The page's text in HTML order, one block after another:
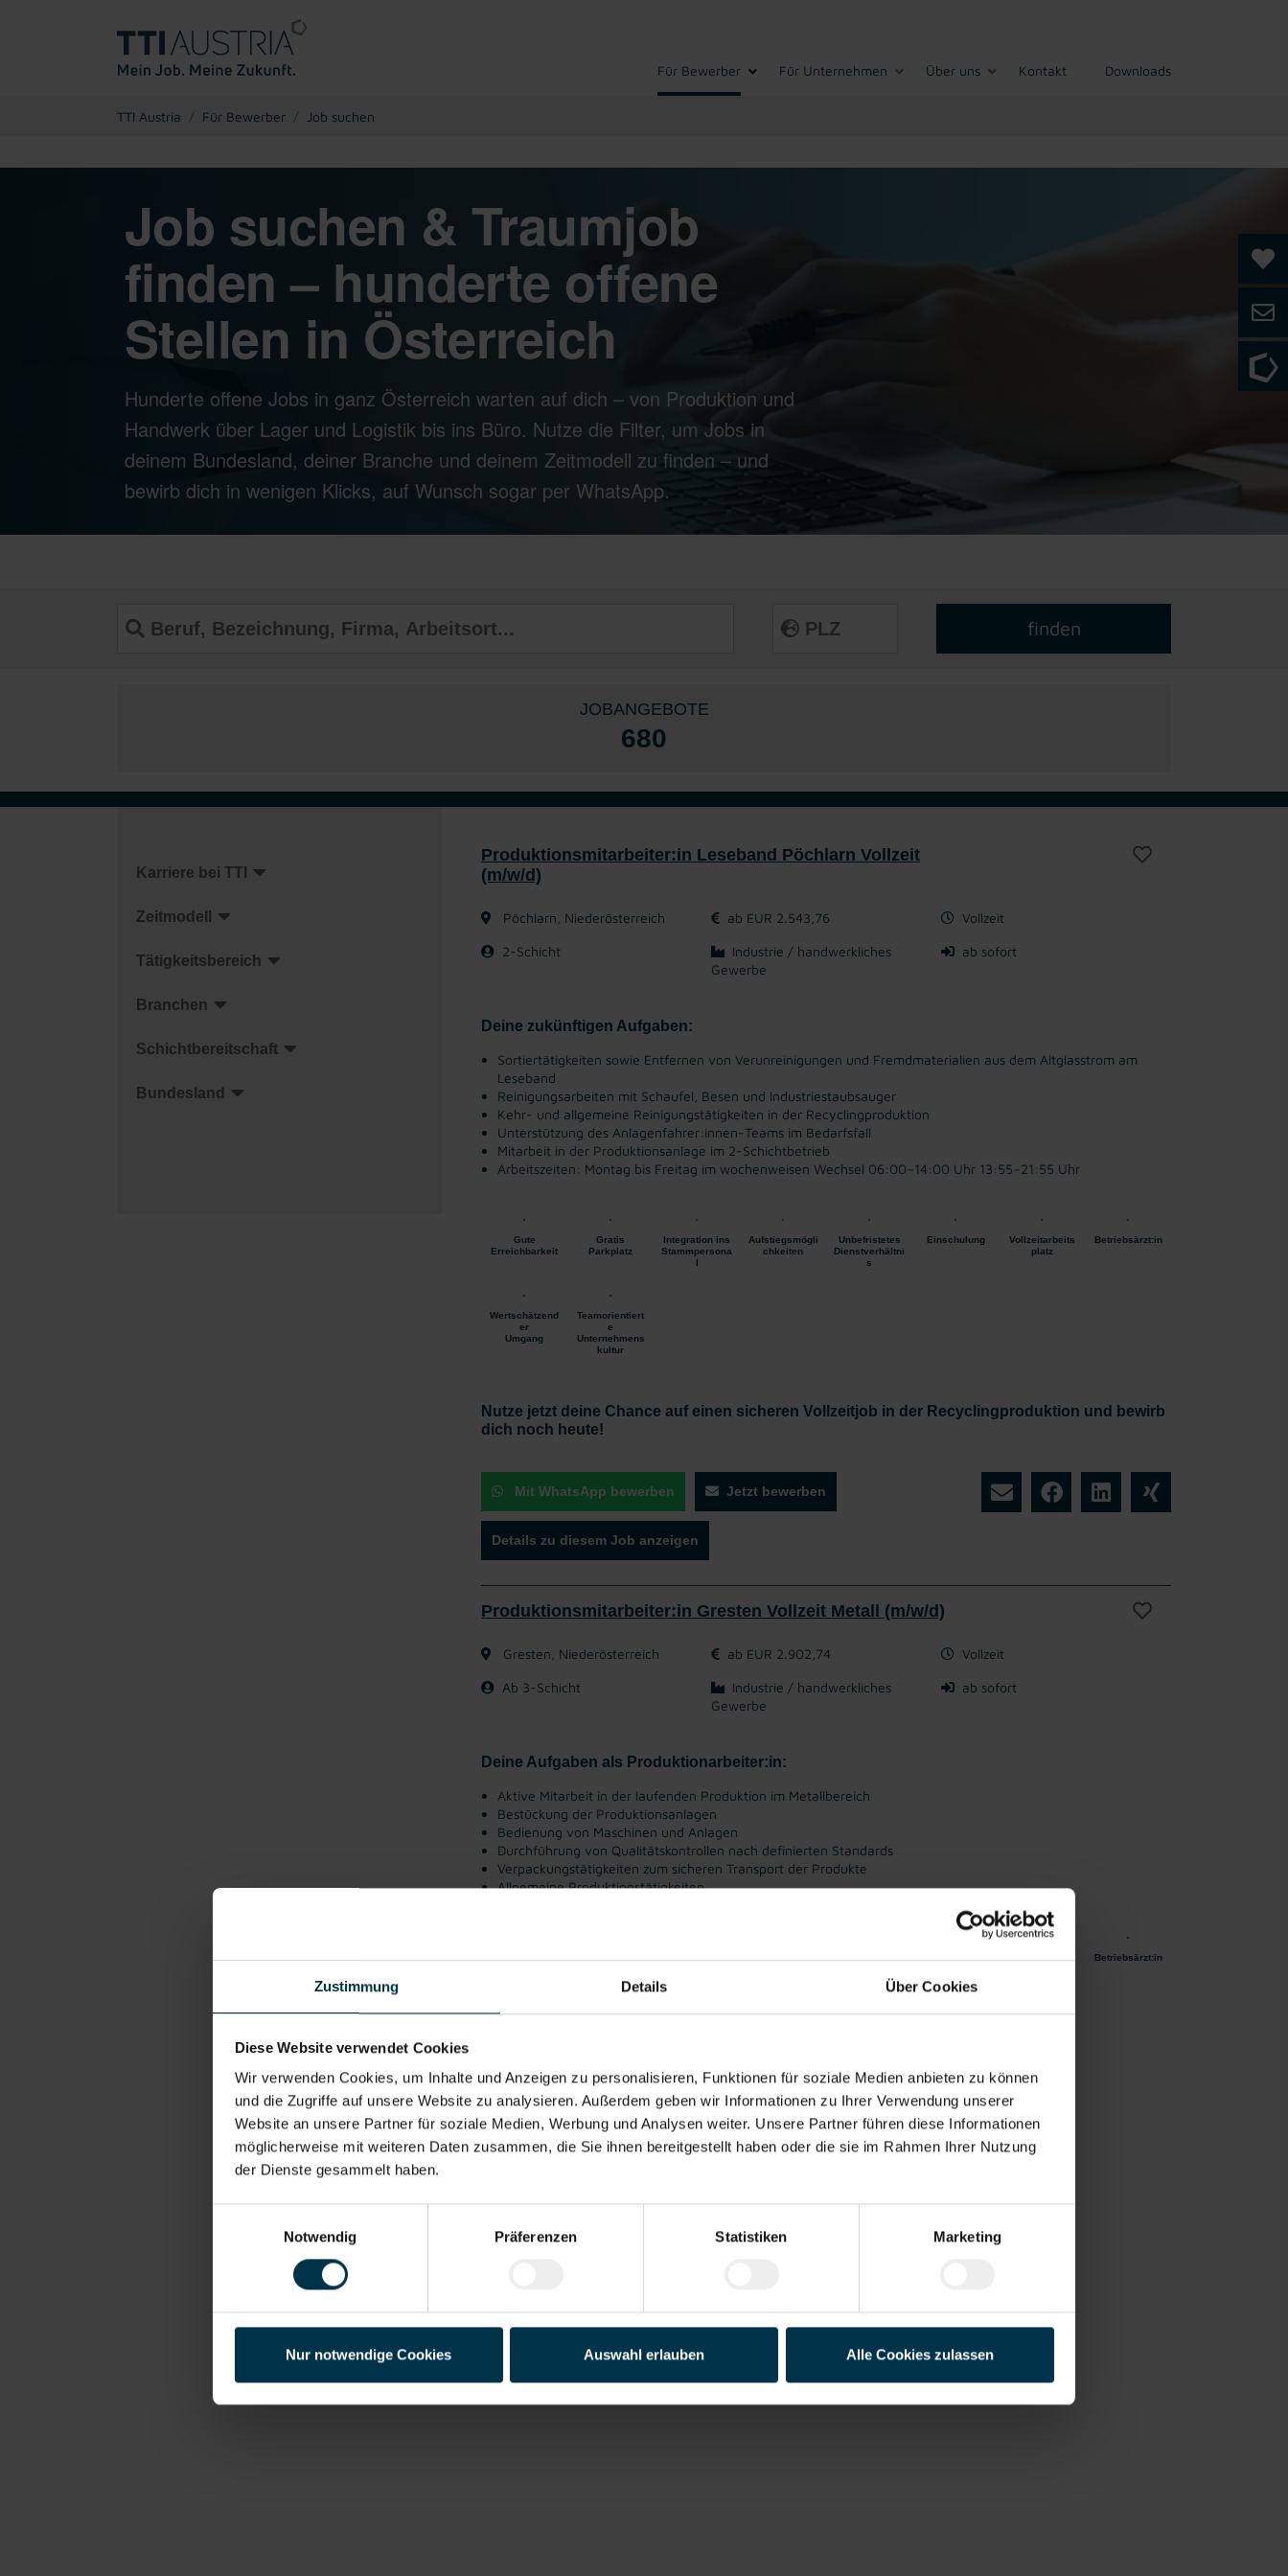
Zustimmung Details Über Cookies
Diese Website verwendet Cookies
Wir verwenden Cookies, um Inhalte und Anzeigen zu personalisieren, Funktionen für soziale Medien anbieten zu können
und die Zugriffe auf unsere Website zu analysieren. Außerdem geben wir Informationen zu Ihrer Verwendung unserer
Website an unsere Partner für soziale Medien, Werbung und Analysen weiter. Unsere Partner führen diese Informationen
möglicherweise mit weiteren Daten zusammen, die Sie ihnen bereitgestellt haben oder die sie im Rahmen Ihrer Nutzung
der Dienste gesammelt haben.
Notwendig
Präferenzen Statistiken Marketing
Nur notwendige Cookies Auswahl erlauben Alle Cookies zulassen
Für Bewerber Für Unternehmen Über uns Kontakt Downloads
TTI Austria Für Bewerber Job suchen
Job suchen & Traumjob
finden – hunderte offene
Stellen in Österreich
Hunderte offene Jobs in ganz Österreich warten auf dich – von Produktion und
Handwerk über Lager und Logistik bis ins Büro. Nutze die Filter, um Jobs in
deinem Bundesland, deiner Branche und deinem Zeitmodell zu finden – und
bewirb dich in wenigen Klicks, auf Wunsch sogar per WhatsApp.
JOBANGEBOTE
680
Karriere bei TTI
Zeitmodell
Tätigkeitsbereich
Branchen
Schichtbereitschaft
Bundesland
Produktionsmitarbeiter:in Leseband Pöchlarn Vollzeit
(m/w/d)
Pöchlarn, Niederösterreich ab EUR 2.543,76 Vollzeit
2-Schicht
Industrie / handwerkliches
Gewerbe
ab sofort
Deine zukünftigen Aufgaben:
Sortiertätigkeiten sowie Entfernen von Verunreinigungen und Fremdmaterialien aus dem Altglasstrom am
Leseband
Reinigungsarbeiten mit Schaufel, Besen und Industriestaubsauger
Kehr- und allgemeine Reinigungstätigkeiten in der Recyclingproduktion
Unterstützung des Anlagenfahrer:innen-Teams im Bedarfsfall
Mitarbeit in der Produktionsanlage im 2-Schichtbetrieb
Arbeitszeiten: Montag bis Freitag im wochenweisen Wechsel 06:00–14:00 Uhr 13:55–21:55 Uhr
Gute
Erreichbarkeit
Gratis
Parkplatz
Integration ins
Stammpersona
l
Aufstiegsmögli
chkeiten
Unbefristetes
Dienstverhältni
s
Einschulung
Vollzeitarbeits
platz
Betriebsärzt:in
Wertschätzend
er
Umgang
Teamorientiert
e
Unternehmens
kultur
Nutze jetzt deine Chance auf einen sicheren Vollzeitjob in der Recyclingproduktion und bewirb
dich noch heute!
Mit WhatsApp bewerben Jetzt bewerben
Details zu diesem Job anzeigen
Produktionsmitarbeiter:in Gresten Vollzeit Metall (m/w/d)
Gresten, Niederösterreich ab EUR 2.902,74 Vollzeit
Ab 3-Schicht
Industrie / handwerkliches
Gewerbe
ab sofort
Deine Aufgaben als Produktionarbeiter:in:
Aktive Mitarbeit in der laufenden Produktion im Metallbereich
Bestückung der Produktionsanlagen
Bedienung von Maschinen und Anlagen
Durchführung von Qualitätskontrollen nach definierten Standards
Verpackungstätigkeiten zum sicheren Transport der Produkte
Allgemeine Produktionstätigkeiten
s
Betriebsärzt:in
Bewirb dich jetzt und starte beruflich neu durch in der Metallproduktion!